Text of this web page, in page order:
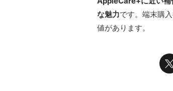
な魅力です。端末購
値があります。